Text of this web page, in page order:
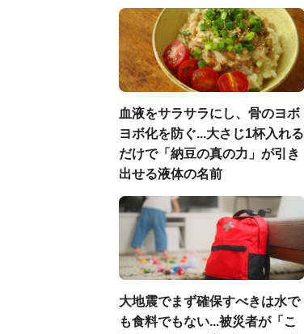
血液をサラサラにし、骨のヨボ
ヨボ化を防ぐ...大さじ1杯入れる
だけで「納豆の真の力」が引き
出せる液体の名前
大地震でまず確保すべきは水で
も食料でもない...被災者が「こ